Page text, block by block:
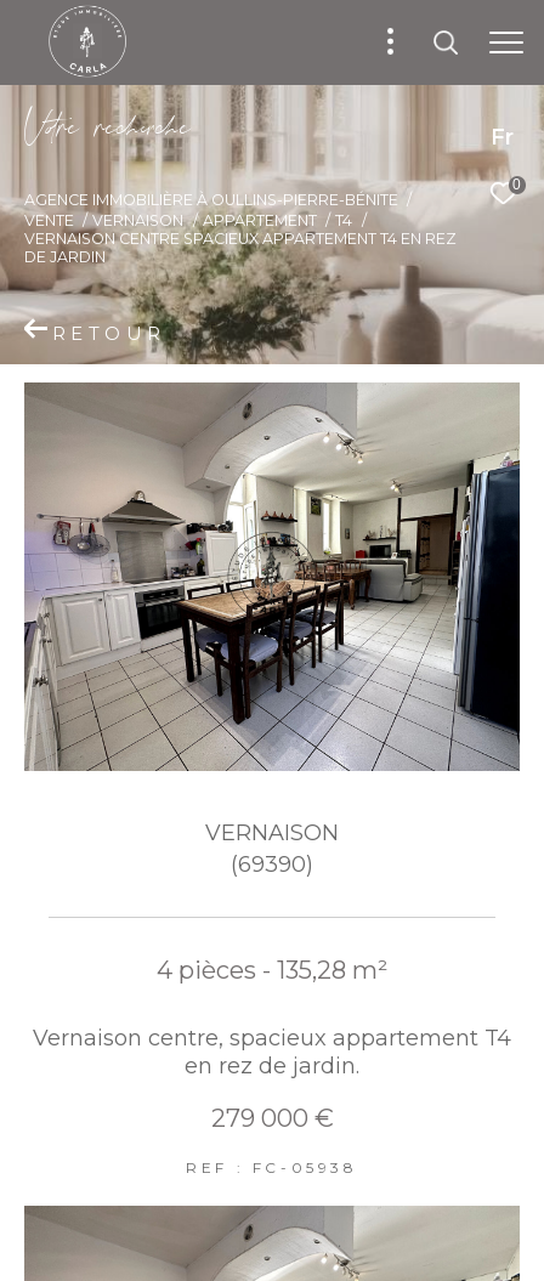
Fr
0
Vore recece
AGENCE IMMOBILIÈRE À OULLINS-PIERRE-BÉNITE
VENTE
VERNAISON APPARTEMENT
T4
VERNAISON CENTRE SPACIEUX APPARTEMENT T4 EN REZ
DE JARDIN
RETOUR
VERNAISON
(69390)
4 pièces - 135,28 m²
Vernaison centre, spacieux appartement T4
en rez de jardin.
279 000 €
REF : FC-05938